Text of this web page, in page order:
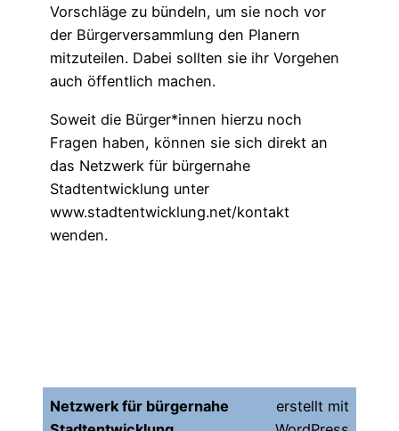
Vorschläge zu bündeln, um sie noch vor
der Bürgerversammlung den Planern
mitzuteilen. Dabei sollten sie ihr Vorgehen
auch öffentlich machen.
Soweit die Bürger*innen hierzu noch
Fragen haben, können sie sich direkt an
das Netzwerk für bürgernahe
Stadtentwicklung unter
www.stadtentwicklung.net/kontakt
wenden.
Netzwerk für bürgernahe
erstellt mit